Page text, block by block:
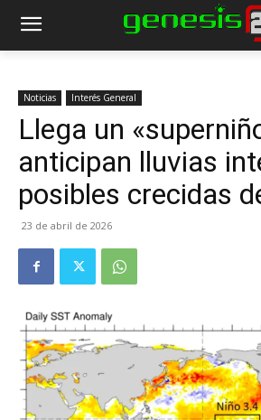
Noticias Interés General
Llega un
anticipan lluvias
posibles crecidas
23 de abril de 2026